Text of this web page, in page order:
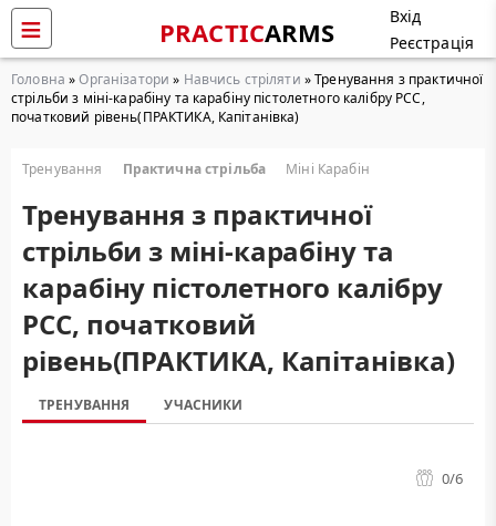
PRACTICARMS
Вхід
Реєстрація
Головна »Організатори » Навчись стріляти » Тренування з практичної
стрільби з міні-карабіну та карабіну пістолетного калібру РСС,
початковий рівень(ПРАКТИКА, Капітанівка)
Тренування Практична стрільба Міні Карабін
Тренування з практичної
стрільби з міні-карабіну та
карабіну пістолетного калібру
РСС, початковий
рівень(ПРАКТИКА, Капітанівка)
ТРЕНУВАННЯ УЧАСНИКИ
0/6